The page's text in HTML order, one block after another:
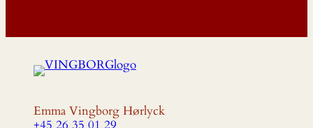
Emma Vingborg Hørlyck
+45 26 35 01 29